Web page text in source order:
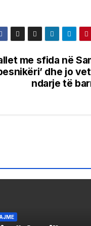
me sfida në
dhe jo
ndarje të